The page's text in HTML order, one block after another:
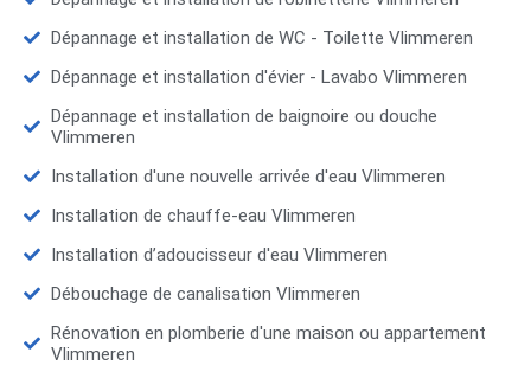
Dépannage et installation de WC - Toilette Vlimmeren
Dépannage et installation d'évier - Lavabo Vlimmeren
Dépannage et installation de baignoire ou douche
Vlimmeren
Installation d'une nouvelle arrivée d'eau Vlimmeren
Installation de chauffe-eau Vlimmeren
Installation d’adoucisseur d'eau Vlimmeren
Débouchage de canalisation Vlimmeren
Rénovation en plomberie d'une maison ou appartement
Vlimmeren